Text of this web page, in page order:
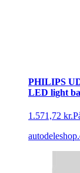
PHILIPS
LED light
1.571,72 kr.